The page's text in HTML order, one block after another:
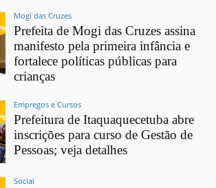
Mogi das Cruzes
Prefeita de Mogi das Cruzes assina
manifesto pela primeira infância e
fortalece políticas públicas para
crianças
Empregos e Cursos
Prefeitura de Itaquaquecetuba abre
inscrições para curso de Gestão de
Pessoas; veja detalhes
Social